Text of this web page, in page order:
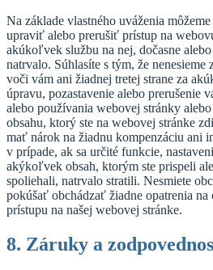
Na základe vlastného uváženia
upraviť alebo prerušiť prístup na
akúkoľvek službu na nej, dočasne alebo
natrvalo. Súhlasíte s tým, že nenesieme
voči vám ani žiadnej tretej strane za
úpravu, pozastavenie alebo prerušenie
alebo používania webovej stránky
obsahu, ktorý ste na webovej stránke
mať nárok na žiadnu kompenzáciu ani
v prípade, ak sa určité funkcie,
akýkoľvek obsah, ktorým ste prispeli
spoliehali, natrvalo stratili. Nesmiete
pokúšať obchádzať žiadne opatrenia na
prístupu na našej webovej stránke.
8. Záruky a